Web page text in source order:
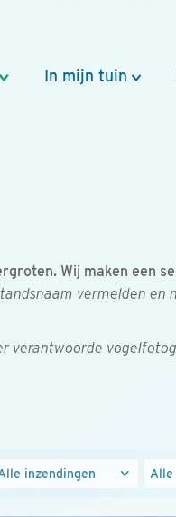
In mijn tuin
Wij maken een
vermelden en
verantwoorde